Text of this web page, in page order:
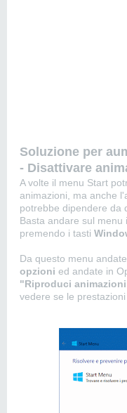
Soluzione per
- Disattivare
A volte il menu Start
animazioni, ma anche
potrebbe dipendere da
Basta andare sul
premendo i tasti
Da questo menu
opzioni ed andate in
"Riproduci
vedere se le